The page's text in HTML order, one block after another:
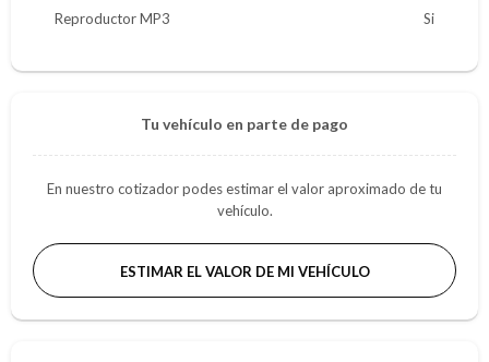
Reproductor MP3
Si
Tu vehículo en parte de pago
En nuestro cotizador podes estimar el valor aproximado de tu
vehículo.
ESTIMAR EL VALOR DE MI VEHÍCULO